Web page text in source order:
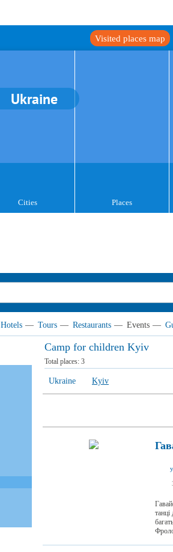
Visited places map
Ukraine
Cities Places
Hotels — Tours — Restaurants — Events —
Camp for children Kyiv
Total places: 3
Ukraine Kyiv